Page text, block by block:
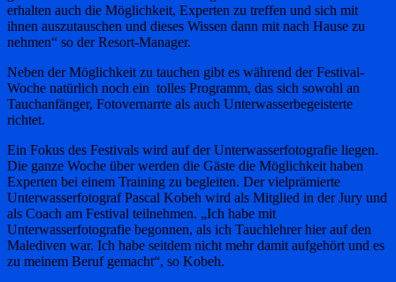
erhalten auch die Möglichkeit, Experten zu treffen und sich mit
ihnen auszutauschen und dieses Wissen dann mit nach Hause zu
nehmen“ so der Resort-Manager.
Neben der Möglichkeit zu tauchen gibt es während der Festival-
Woche natürlich noch ein tolles Programm, das sich sowohl an
Tauchanfänger, Fotovernarrte als auch Unterwasserbegeisterte
richtet.
Ein Fokus des Festivals wird auf der Unterwasserfotografie liegen.
Die ganze Woche über werden die Gäste die Möglichkeit haben
Experten bei einem Training zu begleiten. Der vielprämierte
Unterwasserfotograf Pascal Kobeh wird als Mitglied in der Jury und
als Coach am Festival teilnehmen. „Ich habe mit
Unterwasserfotografie begonnen, als ich Tauchlehrer hier auf den
Malediven war. Ich habe seitdem nicht mehr damit aufgehört und es
zu meinem Beruf gemacht“, so Kobeh.